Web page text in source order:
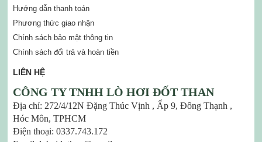
Hướng dẫn thanh toán
Phương thức giao nhận
Chính sách bảo mật thông tin
Chính sách đổi trả và hoàn tiền
LIÊN HỆ
CÔNG TY TNHH LÒ HƠI ĐỐT THAN
Địa chỉ: 272/4/12N Đặng Thúc Vịnh , Ấp 9, Đông Thạnh ,
Hóc Môn, TPHCM
Điện thoại: 0337.743.172